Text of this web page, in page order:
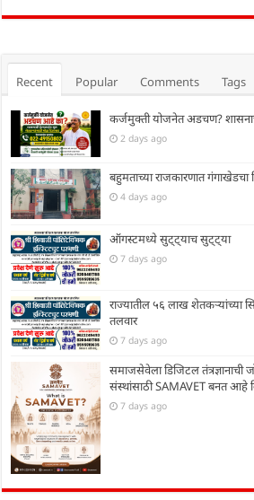
Recent Popular Comments Tags
कर्जमुक्ती योजनेत अडचण?
2 days ago
बहुमताच्या राजकारणात गंगाखेडचा
4 days ago
ऑगस्टमध्ये सुट्ट्याच सुट्ट्या
7 days ago
राज्यातील ५६ लाख शेतकऱ्यांच्या
तलवार
7 days ago
समाजसेवेला डिजिटल तंत्रज्ञानाची
संस्थांसाठी SAMAVET बनत आहे
7 days ago